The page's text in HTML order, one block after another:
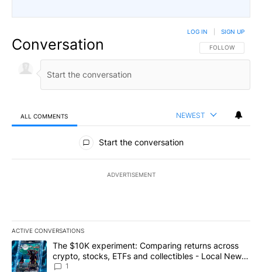
Conversation FOLLOW THIS
FOLLOW
LOG IN SIGN UP
ALL COMMENTS NEWEST
All Comments
Start the conversation
ADVERTISEMENT
ACTIVE CONVERSATIONS
The following is a list of the most commented articles in the last
A trending article titled "The $10K experiment: Comparing
The $10K experiment: Comparing returns across
crypto, stocks, ETFs and collectibles - Local News
8
1